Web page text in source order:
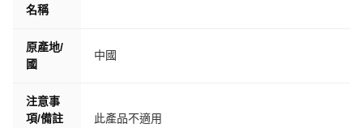
名稱
原產地/
國
中國
注意事
項/備註
此產品不適用